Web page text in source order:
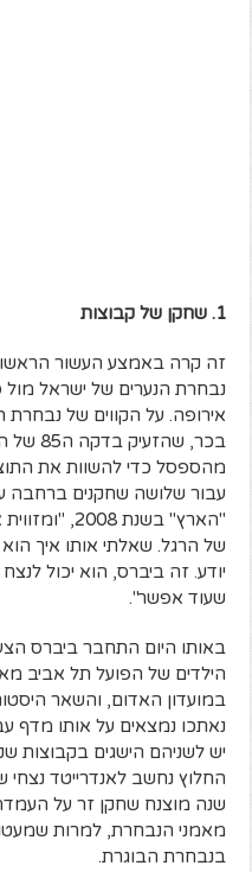
1. שחקן של קבוצות
זה קרה באמצע העשור
נבחרת הנערים של ישראל
אירופה. על הקווים של
בכר,
מהספסל כדי להשוות את
עבור שלושה שחקנים ברחבה
"הארץ" בשנת
של הרגל. שאלתי אותו איך
יודע. זה ביברס, הוא יכול
שעוד אפשר".
באותו היום התחבר ביברס
במועדון האדום, והשאר
נאתכו נמצאים על אותו מדף
יש לשניהם הישגים
החלוץ נחשב לאנדרייטד
שנה מוצנח שחקן זר על
מאמני הנבחרת, למרות
בנבחרת הבוגרת.